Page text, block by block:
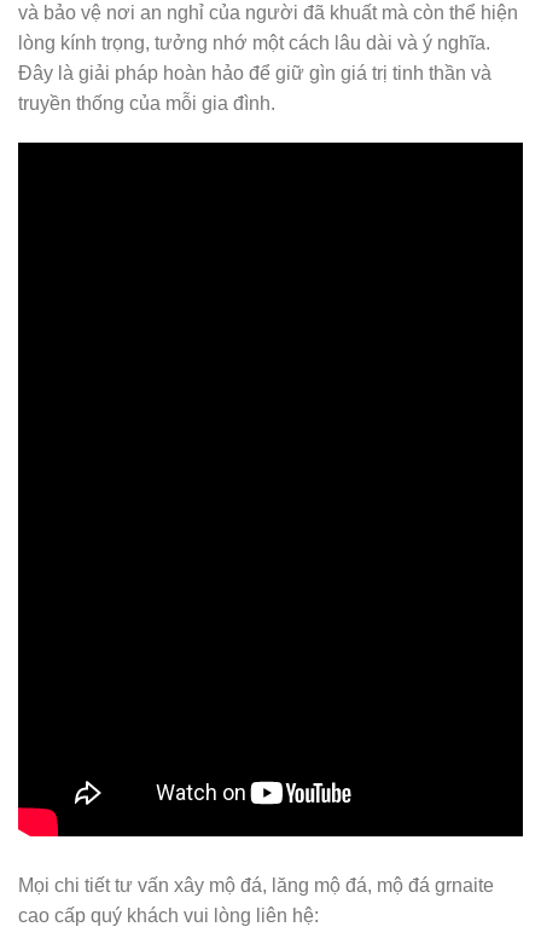
và bảo vệ nơi an nghỉ của người đã khuất mà còn thể hiện
lòng kính trọng, tưởng nhớ một cách lâu dài và ý nghĩa.
Đây là giải pháp hoàn hảo để giữ gìn giá trị tinh thần và
truyền thống của mỗi gia đình.
Mọi chi tiết tư vấn xây mộ đá, lăng mộ đá, mộ đá grnaite
cao cấp quý khách vui lòng liên hệ: